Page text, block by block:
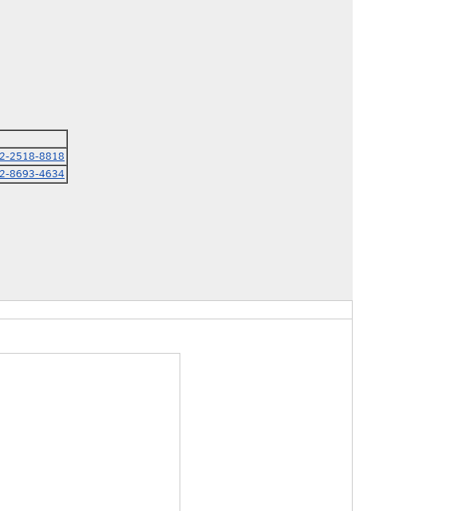
2518-8818
8693-4634